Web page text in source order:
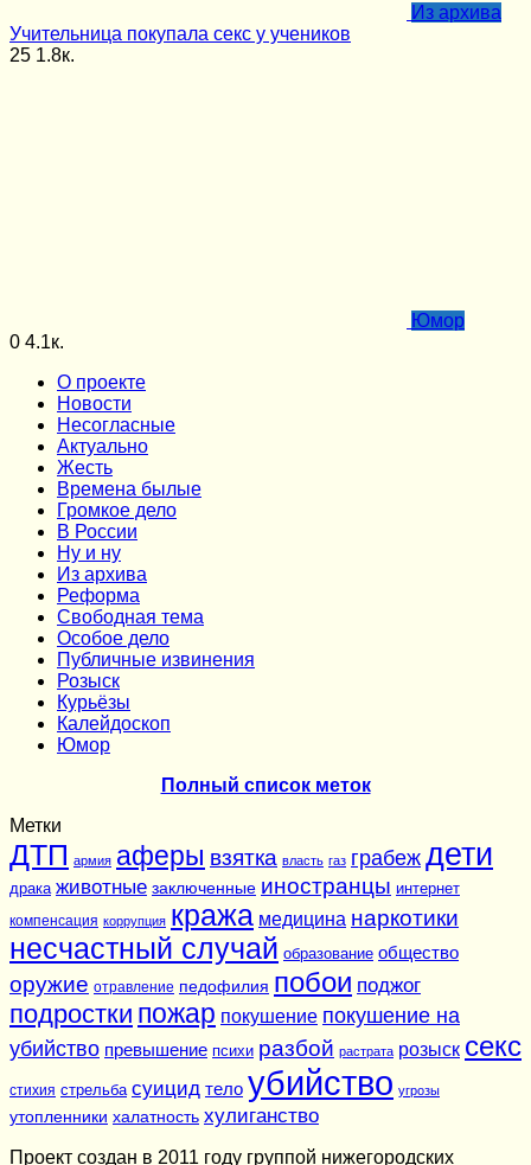
Из архива
Учительница покупала секс у учеников
25 1.8к.
Юмор
0 4.1к.
О проекте
Новости
Несогласные
Актуально
Жесть
Времена былые
Громкое дело
В России
Ну и ну
Из архива
Реформа
Cвободная тема
Особое дело
Публичные извинения
Розыск
Курьёзы
Калейдоскоп
Юмор
Полный список меток
Метки
ДТП армия аферы взятка власть газ грабеж дети
драка животные заключенные иностранцы интернет
компенсация коррупция кража медицина наркотики
несчастный случай образование общество
оружие отравление педофилия побои поджог
подростки пожар покушение покушение на
убийство превышение психи разбой растрата розыск секс
стихия стрельба суицид тело убийство угрозы
утопленники халатность хулиганство
Проект создан в 2011 году группой нижегородских